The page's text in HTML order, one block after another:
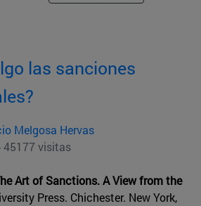
las sanciones
Melgosa Hervas
45177 visitas
Art of Sanctions. A View from the
Press. Chichester. New York,